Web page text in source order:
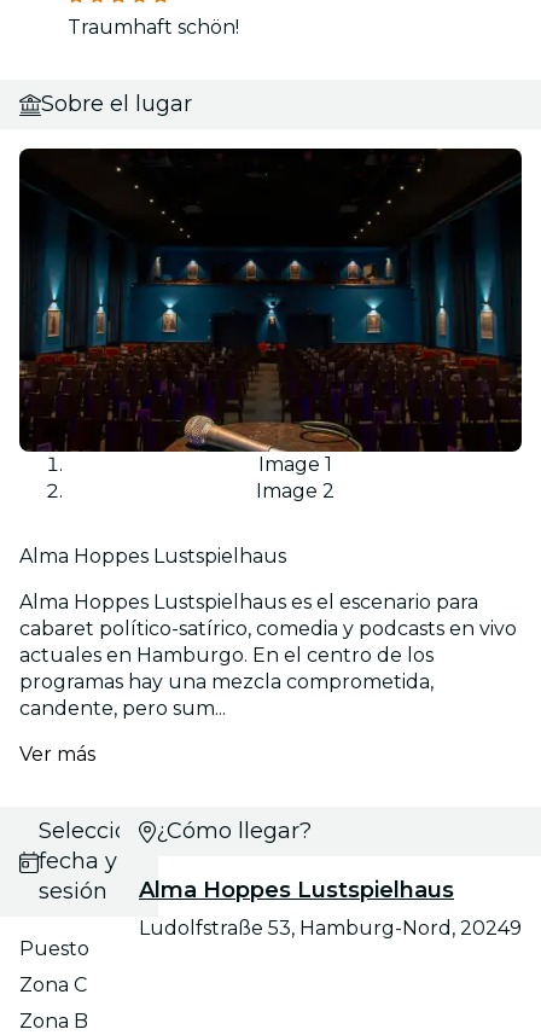
Traumhaft schön!
Sobre el lugar
Image 1
Image 2
Alma Hoppes Lustspielhaus
Alma Hoppes Lustspielhaus es el escenario para
cabaret político-satírico, comedia y podcasts en vivo
actuales en Hamburgo. En el centro de los
programas hay una mezcla comprometida,
candente, pero sum...
Ver más
Selecciona
fecha y
sesión
Puesto
Zona C
Zona B
¿Cómo llegar?
Alma Hoppes Lustspielhaus
Ludolfstraße 53, Hamburg-Nord, 20249